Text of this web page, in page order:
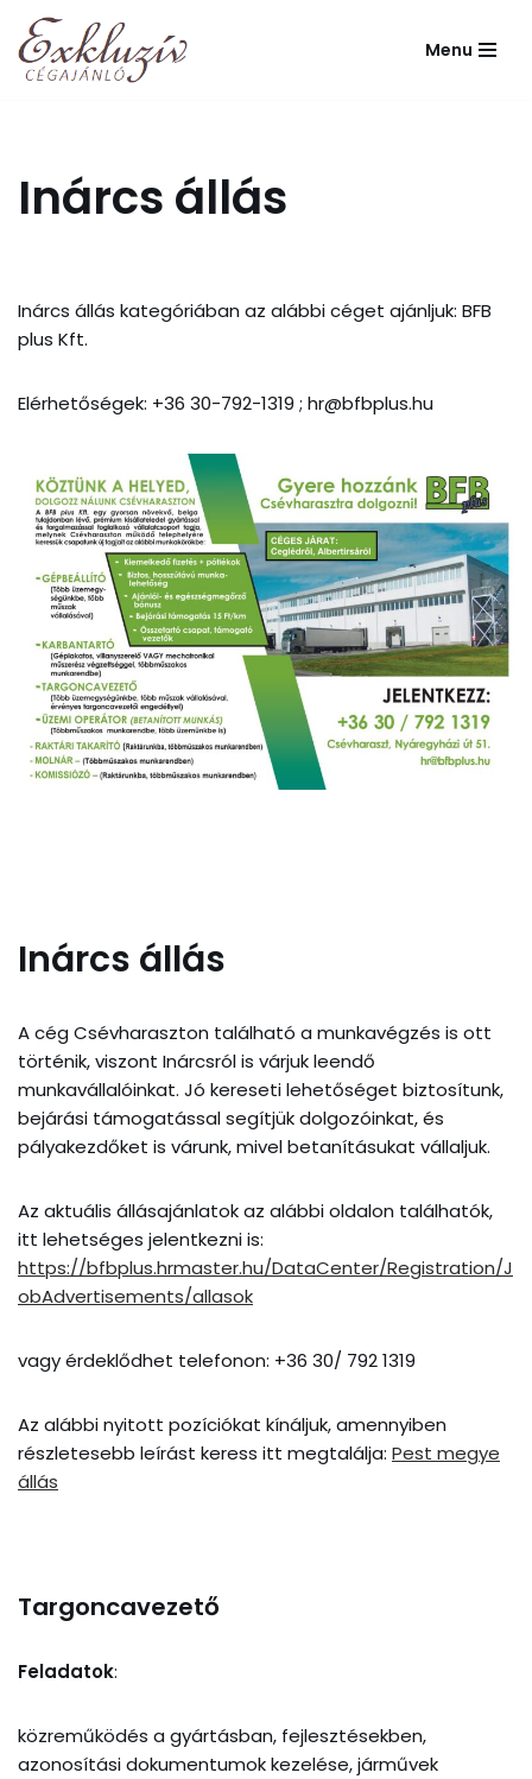
Skip
Menu
Inárcs állás
Inárcs állás kategóriában az alábbi céget ajánljuk: BFB
plus Kft.
Elérhetőségek: +36 30-792-1319 ; hr@bfbplus.hu
Inárcs állás
A cég Csévharaszton található a munkavégzés is ott
történik, viszont Inárcsról is várjuk leendő
munkavállalóinkat. Jó kereseti lehetőséget biztosítunk,
bejárási támogatással segítjük dolgozóinkat, és
pályakezdőket is várunk, mivel betanításukat vállaljuk.
Az aktuális állásajánlatok az alábbi oldalon találhatók,
itt lehetséges jelentkezni is:
https://bfbplus.hrmaster.hu/DataCenter/Registration/J
obAdvertisements/allasok
vagy érdeklődhet telefonon: +36 30/ 792 1319
Az alábbi nyitott pozíciókat kínáljuk, amennyiben
részletesebb leírást keress itt megtalálja: Pest megye
állás
Targoncavezető
Feladatok:
közreműködés a gyártásban, fejlesztésekben,
azonosítási dokumentumok kezelése, járművek